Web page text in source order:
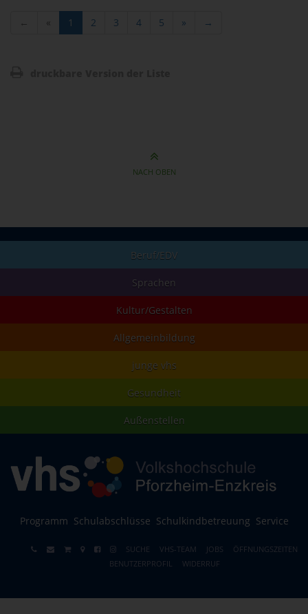
← « 1 2 3 4 5 » →
NACH OBEN
Beruf/EDV
Sprachen
Kultur/Gestalten
Allgemeinbildung
junge vhs
Gesundheit
Außenstellen
Programm Schulabschlüsse Schulkindbetreuung Service
SUCHE VHS-TEAM JOBS
ÖFFNUNGSZEITEN
BENUTZERPROFIL
WIDERRUF